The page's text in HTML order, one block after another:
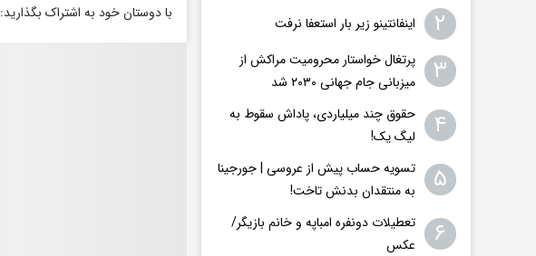
با دوستان خود به اشتراک بگذارید: ۲ اینفانتینو زیر بار استعفا نرفت
۳
پرتغال خواستار محرومیت مراکش از
میزبانی جام جهانی ۲۰۳۰ شد
۴
حقوق چند میلیاردی، پاداش سقوط به
لیگ یک!
۵
تسویه حساب پیش از عروسی | جورجینا
به منتقدان بدنش تاخت!
۶
تعطیلات دونفره امباپه و خانم بازیگر/
عکس